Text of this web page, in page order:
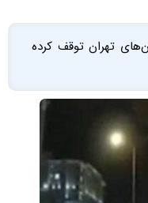
خیابان‌های تهران توقف کرده